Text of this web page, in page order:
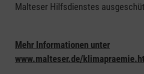
Malteser Hilfsdienstes
Mehr Informationen unter
www.malteser.de/